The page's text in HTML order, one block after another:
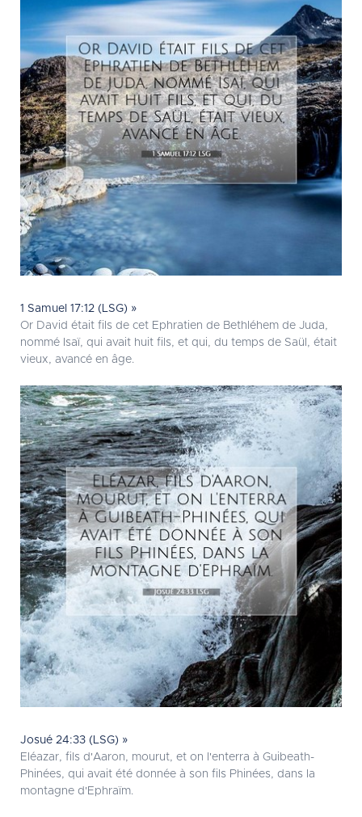
1 Samuel 17:12 (LSG) »
Or David était fils de cet Ephratien de Bethléhem de Juda,
nommé Isaï, qui avait huit fils, et qui, du temps de Saül, était
vieux, avancé en âge.
Josué 24:33 (LSG) »
Eléazar, fils d'Aaron, mourut, et on l'enterra à Guibeath-
Phinées, qui avait été donnée à son fils Phinées, dans la
montagne d'Ephraïm.